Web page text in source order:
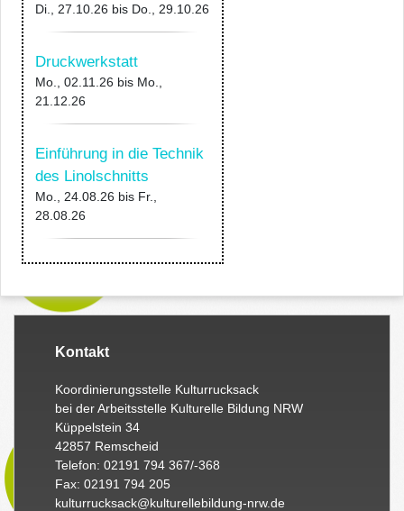
Di., 27.10.26 bis Do., 29.10.26
Druckwerkstatt
Mo., 02.11.26 bis Mo.,
21.12.26
Einführung in die Technik
des Linolschnitts
Mo., 24.08.26 bis Fr.,
28.08.26
Kontakt
Koordinierungsstelle Kulturrucksack
bei der Arbeitsstelle Kulturelle Bildung NRW
Küppelstein 34
42857 Remscheid
Telefon: 02191 794 367/-368
Fax: 02191 794 205
kulturrucksack@kulturellebildung-nrw.de